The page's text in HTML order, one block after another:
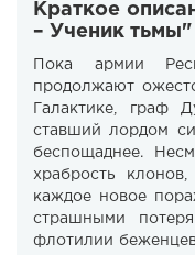
Краткое
– Ученик тьмы"
Пока армии
продолжают
Галактике, граф
ставший лордом
беспощаднее.
храбрость
каждое новое
страшными
флотилии